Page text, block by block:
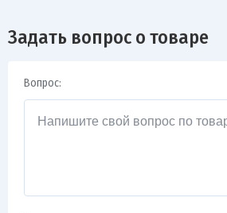
Задать вопрос о товаре
Вопрос: